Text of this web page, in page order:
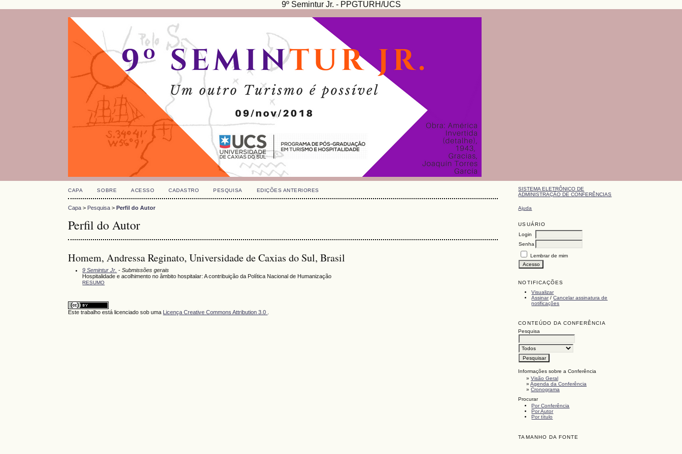
9º Semintur Jr. - PPGTURH/UCS
SISTEMA ELETRÔNICO DE
ADMINISTRAÇÃO DE CONFERÊNCIAS
Ajuda
USUÁRIO
Login
Senha
Lembrar de mim
NOTIFICAÇÕES
Visualizar
Assinar/Cancelar assinatura de
notificações
CONTEÚDO DA CONFERÊNCIA
Pesquisa
Informações sobre a Conferência
»Visão Geral
»Agenda da Conferência
»Cronograma
Procurar
Por Conferência
Por Autor
Por título
TAMANHO DA FONTE
CAPA SOBRE ACESSO CADASTRO PESQUISA EDIÇÕES ANTERIORES
Capa > Pesquisa >Perfil do Autor
Perfil do Autor
Homem, Andressa Reginato, Universidade de Caxias do Sul, Brasil
9 Semintur Jr. - Submissões gerais
Hospitalidade e acolhimento no âmbito hospitalar: A contribuição da Política Nacional de Humanização
RESUMO
Este trabalho está licenciado sob uma Licença Creative Commons Attribution 3.0